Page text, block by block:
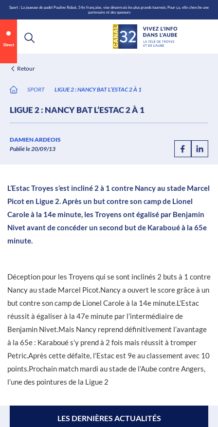
Aller
au
contenu
Sport : La joueuse de padel Pauline Robat, 54e française, vise désormais les plus grands tournois; Pour ça, elle cherche une
partenaire et des sponsors
Direct
Retour
SPORT LIGUE 2 : NANCY BAT L’ESTAC 2 À 1
LIGUE 2 : NANCY BAT L’ESTAC 2 À 1
DAMIEN ARDEOIS
Publié le 20/09/13
0:07 / 0:12
L’Estac Troyes s’est incliné 2 à 1 contre Nancy au stade Marcel
Picot en Ligue 2. Après un but contre son camp de Lionel
Carole à la 14e minute, les Troyens ont égalisé par Benjamin
Nivet avant de concéder un second but de Karaboué à la 65e
minute.
Déception pour les Troyens qui se sont inclinés 2 buts à 1 contre
Nancy au stade Marcel Picot.Nancy a ouvert le score grâce à un
but contre son camp de Lionel Carole à la 14e minute.L’Estac
réussit à égaliser à la 47e minute par l’intermédiaire de
Benjamin Nivet.Mais Nancy reprend définitivement l’avantage
à la 65e : Karaboué s’y prend à 2 fois mais réussit à tromper
Petric.Après cette défaite, l’Estac est 9e au classement avec 10
points.Prochain match mardi au stade de l’Aube contre Angers,
l’une des pointures de la Ligue 2
LES DERNIÈRES ACTUALITÉS